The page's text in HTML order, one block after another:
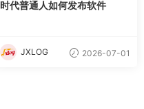
时代普通人如何发布软件
JXLOG 2026-07-01